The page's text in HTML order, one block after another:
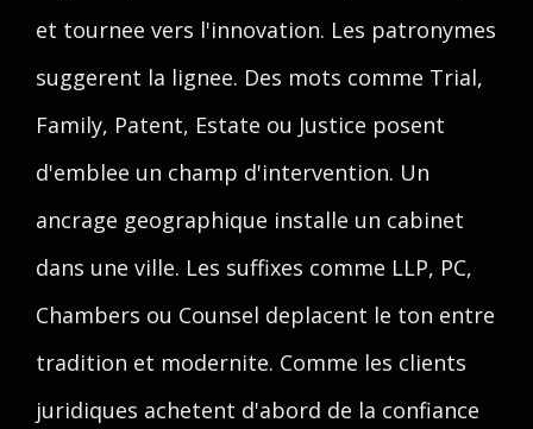
et tournee vers l'innovation. Les patronymes
suggerent la lignee. Des mots comme Trial,
Family, Patent, Estate ou Justice posent
d'emblee un champ d'intervention. Un
ancrage geographique installe un cabinet
dans une ville. Les suffixes comme LLP, PC,
Chambers ou Counsel deplacent le ton entre
tradition et modernite. Comme les clients
juridiques achetent d'abord de la confiance